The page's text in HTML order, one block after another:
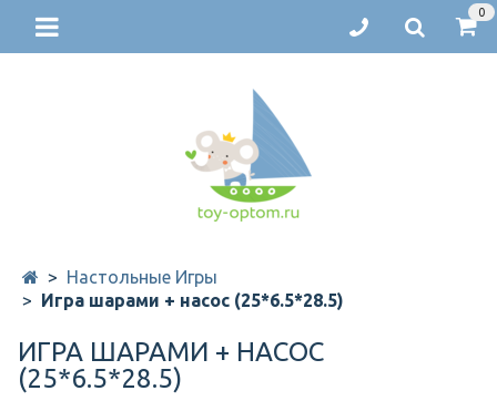
0
Настольные Игры
Игра шарами + насос (25*6.5*28.5)
ИГРА ШАРАМИ + НАСОС
(25*6.5*28.5)